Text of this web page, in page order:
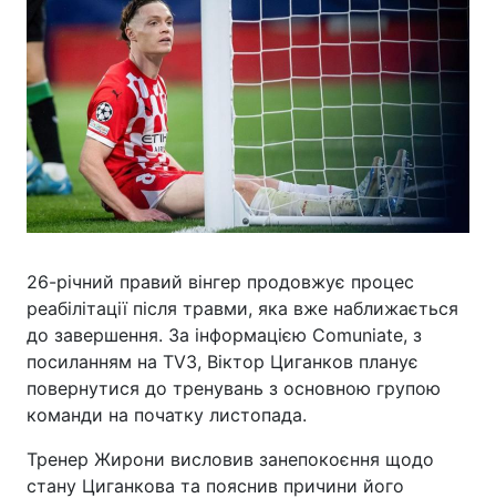
26-річний правий вінгер продовжує процес
реабілітації після травми, яка вже наближається
до завершення. За інформацією Comuniate, з
посиланням на TV3, Віктор Циганков планує
повернутися до тренувань з основною групою
команди на початку листопада.
Тренер Жирони висловив занепокоєння щодо
стану Циганкова та пояснив причини його